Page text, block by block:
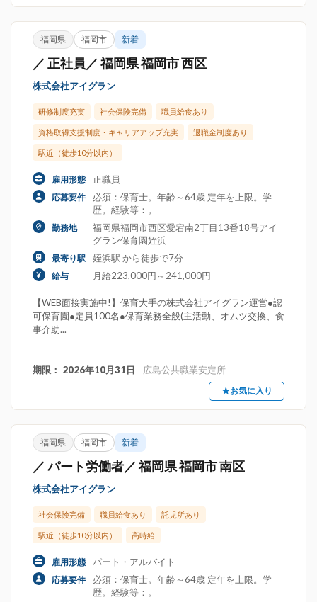
福岡県 福岡市 新着
／ 正社員／ 福岡県 福岡市 西区
株式会社アイグラン
研修制度充実 社会保険完備 職員給食あり
資格取得支援制度・キャリアアップ充実 退職金制度あり
駅近（徒歩10分以内）
雇用形態 正職員
応募要件
必須：保育士。年齢～64歳 定年を上限。学
歴。経験等：。
勤務地
福岡県福岡市西区愛宕南2丁目13番18号アイ
グラン保育園姪浜
最寄り駅 姪浜駅 から徒歩で7分
給与 月給223,000円～241,000円
【WEB面接実施中!】保育大手の株式会社アイグラン運営●認
可保育園●定員100名●保育業務全般(主活動、オムツ交換、食
事介助...
期限： 2026年10月31日 - 広島公共職業安定所
★お気に入り
福岡県 福岡市 新着
／ パート労働者／ 福岡県 福岡市 南区
株式会社アイグラン
社会保険完備 職員給食あり 託児所あり
駅近（徒歩10分以内） 高時給
雇用形態 パート・アルバイト
応募要件
必須：保育士。年齢～64歳 定年を上限。学
歴。経験等：。